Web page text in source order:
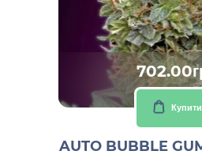
Купити
AUTO BUBBLE